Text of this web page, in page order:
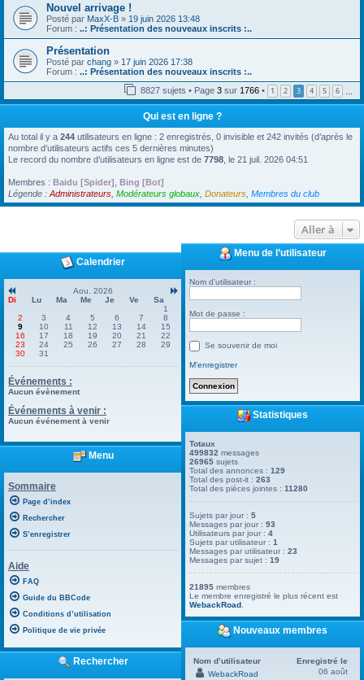
Nouvel arrivage !
Posté par MaxX-B » 19 juin 2026 13:48
Forum : ..: Présentation des nouveaux inscrits :..
Présentation
Posté par chang » 17 juin 2026 17:38
Forum : ..: Présentation des nouveaux inscrits :..
8827 sujets • Page 3 sur 1766 • 1 2 3 4 5 6
Qui est en ligne ?
Au total il y a 244 utilisateurs en ligne : 2 enregistrés, 0 invisible et 242 invités (d’après le
nombre d’utilisateurs actifs ces 5 dernières minutes)
Le record du nombre d’utilisateurs en ligne est de 7798 , le 21 juil. 2026 04:51
Membres : Baidu [Spider] Bing [Bot]
Légende : Administrateurs Modérateurs globaux Donateurs Membres du club
Aller à
Calendrier
Aou. 2026
Di
Lu Ma Me Je Ve
Sa
1
2
3 4 5 6 7
8
9
10 11 12 13 14
15
16
17 18 19 20 21
22
23
24 25 26 27 28
29
30
31
Événements :
Aucun évènement
Événements à venir :
Aucun événement à venir
Menu
Sommaire
Page d’index
Rechercher
S’enregistrer
Aide
FAQ
Guide du BBCode
Conditions d’utilisation
Politique de vie privée
Rechercher
Menu de l’utilisateur
Nom d’utilisateur :
Mot de passe :
Se souvenir de moi
M’enregistrer
Statistiques
Totaux
499832 messages
26965 sujets
Total des annonces :129
Total des post-it :263
Total des pièces jointes :11280
Sujets par jour :5
Messages par jour :93
Utilisateurs par jour :4
Sujets par utilisateur :1
Messages par utilisateur :23
Messages par sujet :19
21895 membres
Le membre enregistré le plus récent est
WebackRoad
Nouveaux membres
Nom d’utilisateur
Enregistré le
WebackRoad
06 août